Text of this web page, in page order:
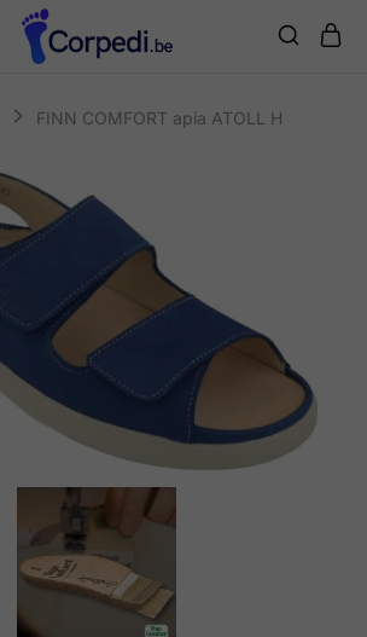
FINN COMFORT apia ATOLL H